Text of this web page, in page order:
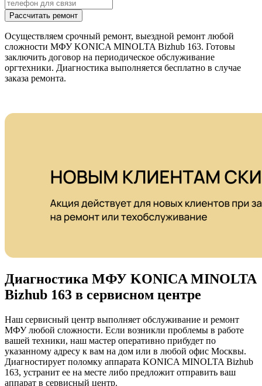
Рассчитать ремонт
Осуществляем срочный ремонт, выездной ремонт любой
сложности МФУ KONICA MINOLTA Bizhub 163. Готовы
заключить договор на периодическое обслуживание
оргтехники. Диагностика выполняется бесплатно в случае
заказа ремонта.
Диагностика МФУ KONICA MINOLTA
Bizhub 163 в сервисном центре
Наш сервисный центр выполняет обслуживание и ремонт
МФУ любой сложности. Если возникли проблемы в работе
вашей техники, наш мастер оперативно прибудет по
указанному адресу к вам на дом или в любой офис Москвы.
Диагностирует поломку аппарата KONICA MINOLTA Bizhub
163, устранит ее на месте либо предложит отправить ваш
аппарат в сервисный центр.